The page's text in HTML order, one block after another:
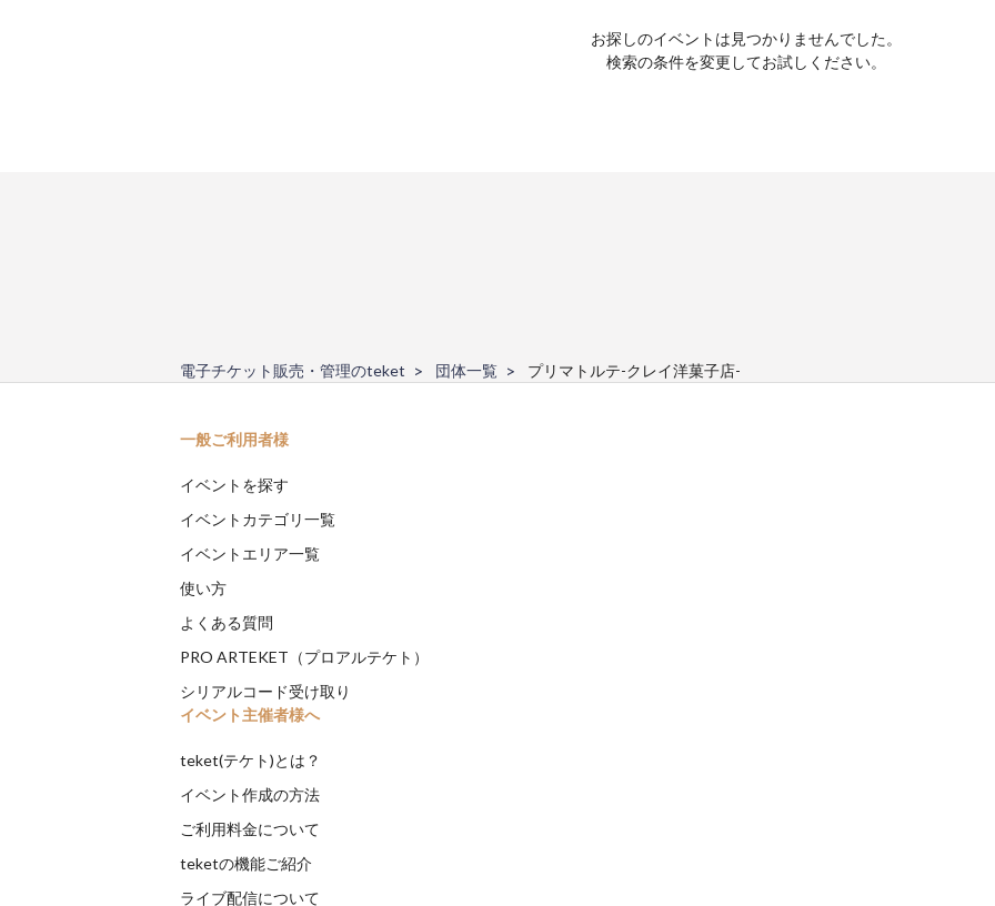
お探しのイベントは見つかりませんでした。
検索の条件を変更してお試しください。
電子チケット販売・管理のteket 団体一覧 プリマトルテ-クレイ洋菓子店-
一般ご利用者様
イベントを探す
イベントカテゴリ一覧
イベントエリア一覧
使い方
よくある質問
PRO ARTEKET（プロアルテケト）
シリアルコード受け取り
イベント主催者様へ
teket(テケト)とは？
イベント作成の方法
ご利用料金について
teketの機能ご紹介
ライブ配信について